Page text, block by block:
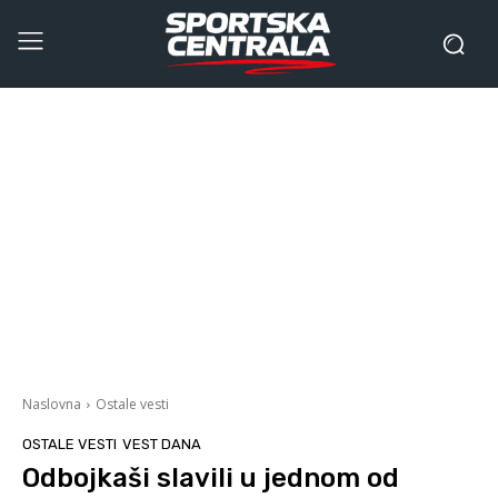
Naslovna Ostale vesti
OSTALE VESTI VEST DANA
Odbojkaši slavili u jednom od